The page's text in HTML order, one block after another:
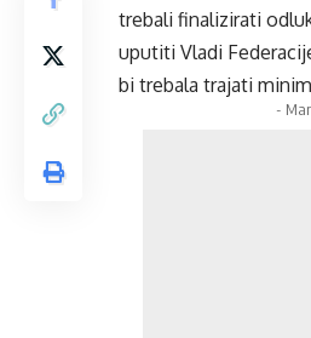
trebali finalizirati
uputiti Vladi
bi trebala trajati
-